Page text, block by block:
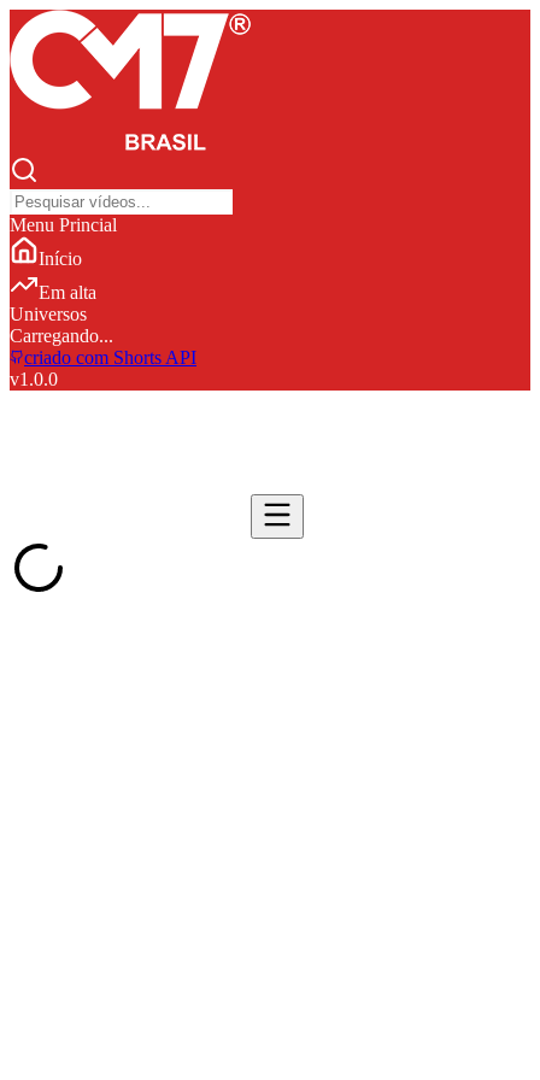
Menu Princial
Início
Em alta
Universos
Carregando...
criado com Shorts API
v1.0.0